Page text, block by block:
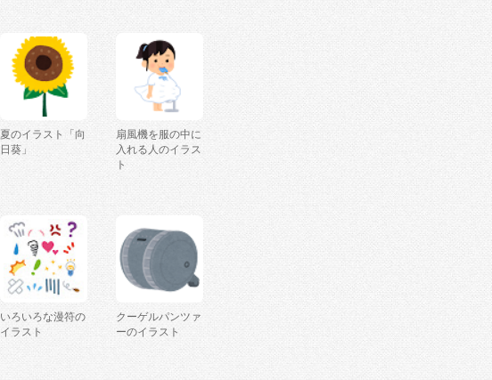
夏のイラスト「向
日葵」
扇風機を服の中に
入れる人のイラス
ト
いろいろな漫符の
イラスト
クーゲルパンツァ
ーのイラスト